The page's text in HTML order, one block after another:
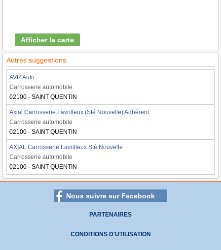
Afficher la carte
Autres suggestions
AVR Auto
Carrosserie automobile
02100 - SAINT QUENTIN
Axial Carrosserie Lavrilleux (Sté Nouvelle) Adhérent
Carrosserie automobile
02100 - SAINT QUENTIN
AXIAL Carrosserie Lavrilleux Sté Nouvelle
Carrosserie automobile
02100 - SAINT QUENTIN
Nous suivre sur Facebook
PARTENAIRES
CONDITIONS D'UTILISATION